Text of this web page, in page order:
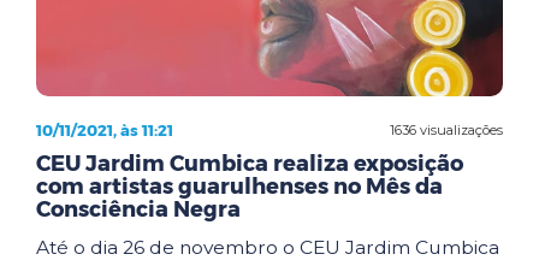
1636 visualizações
10/11/2021, às 11:21
CEU Jardim Cumbica realiza exposição
com artistas guarulhenses no Mês da
Consciência Negra
Até o dia 26 de novembro o CEU Jardim Cumbica